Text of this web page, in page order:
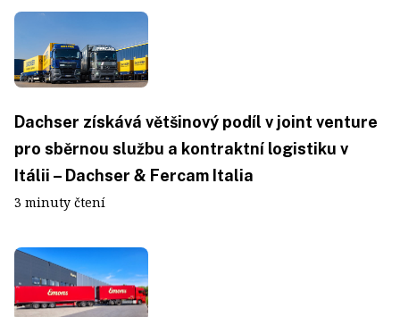
Dachser získává většinový podíl v joint venture
pro sběrnou službu a kontraktní logistiku v
Itálii – Dachser & Fercam Italia
3 minuty čtení